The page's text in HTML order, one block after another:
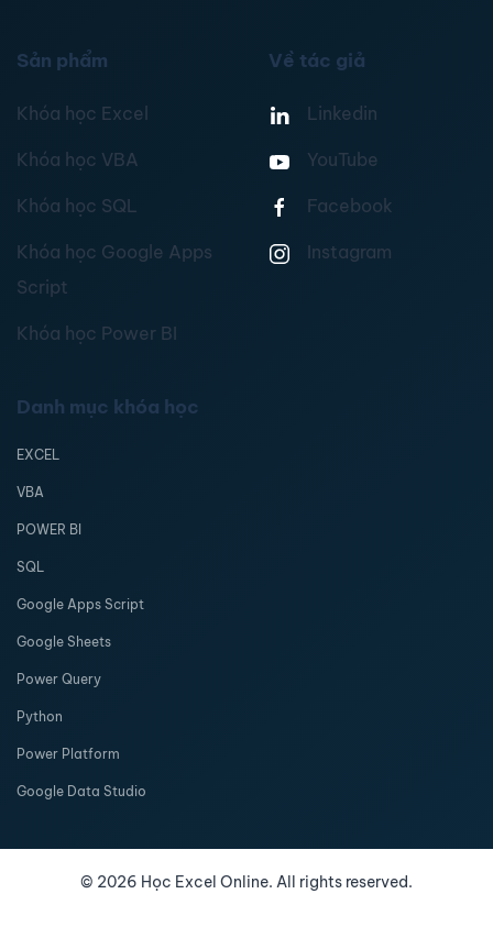
Sản phẩm
Khóa học Excel
Khóa học VBA
Khóa học SQL
Khóa học Google Apps
Script
Khóa học Power BI
Về tác giả
Linkedin
YouTube
Facebook
Instagram
Danh mục khóa học
EXCEL
VBA
POWER BI
SQL
Google Apps Script
Google Sheets
Power Query
Python
Power Platform
Google Data Studio
© 2026 Học Excel Online. All rights reserved.